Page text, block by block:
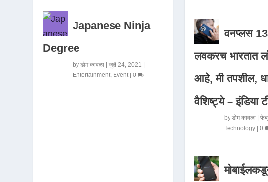
Japanese Ninja
Degree
byडोम कावळा |जुलै 24, 2021 |
Entertainment Event |0
वनप्लस 13
लवकरच भारतात
आहे, मी तपशील,
वैशिष्ट्ये – इंडिया
by डोम कावळा|
Technology| 0